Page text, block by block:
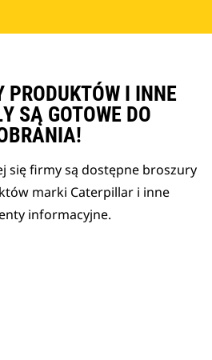
PRODUKTÓW I INNE
SĄ GOTOWE DO
się firmy są dostępne broszury
marki Caterpillar i inne
informacyjne.